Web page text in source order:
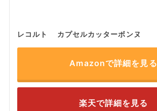
レコルト カプセルカッターボンヌ
Amazonで詳細を見る
楽天で詳細を見る